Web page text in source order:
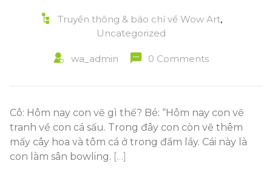
Truyền thông & báo chí về Wow Art,
Uncategorized
wa_admin 0 Comments
Cô: Hôm nay con vẽ gì thế? Bé: “Hôm nay con vẽ
tranh về con cá sấu. Trong đây con còn vẽ thêm
mấy cây hoa và tôm cá ở trong đầm lầy. Cái này là
con làm sân bowling. […]